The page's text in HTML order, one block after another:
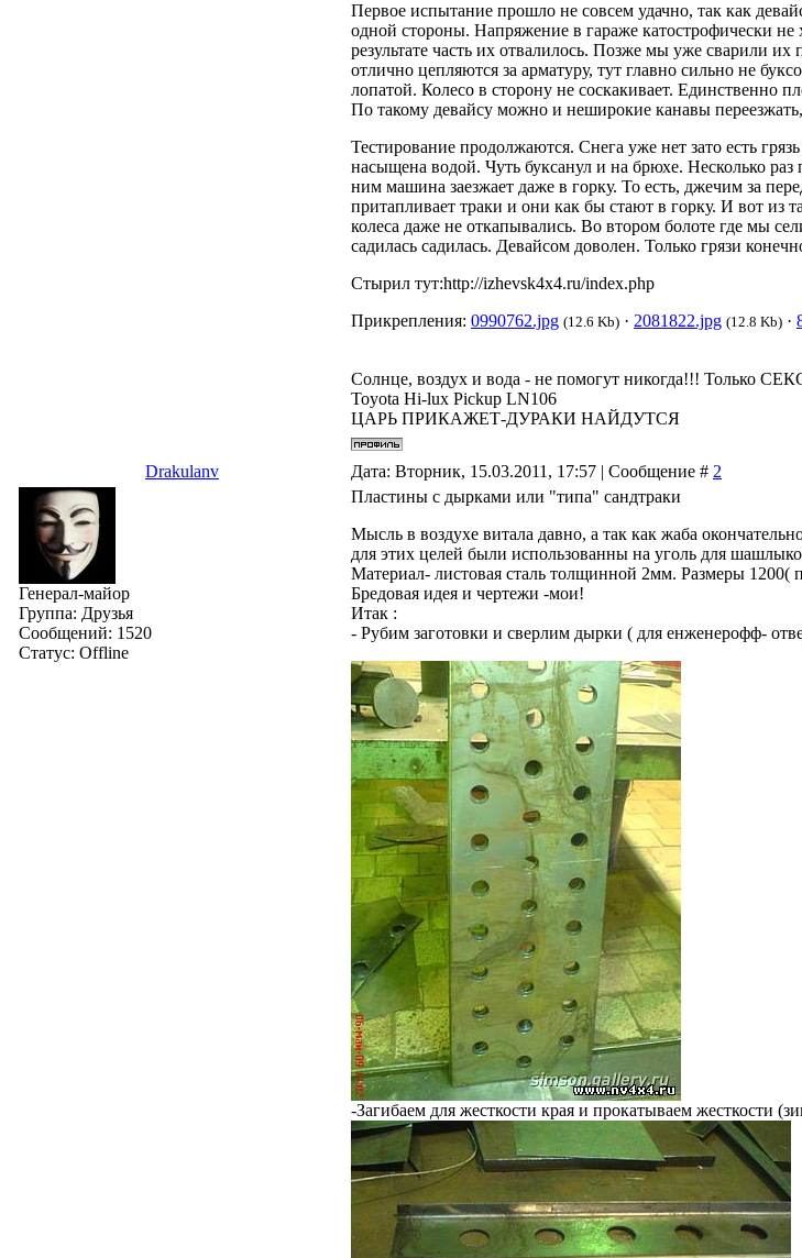
Первое испытание прошло не совсем удачно, так как
одной стороны. Напряжение в гараже катострофически не
результате часть их отвалилось. Позже мы уже сварили
отлично цепляются за арматуру, тут главно сильно не
лопатой. Колесо в сторону не соскакивает. Единственно
По такому девайсу можно и неширокие канавы
Тестирование продолжаются. Снега уже нет зато есть
насыщена водой. Чуть буксанул и на брюхе. Несколько раз
ним машина заезжает даже в горку. То есть, джечим за
притапливает траки и они как бы стают в горку. И вот из
колеса даже не откапывались. Во втором болоте где мы
садилась садилась. Девайсом доволен. Только грязи
Стырил тут:http://izhevsk4x4.ru/index.php
Прикрепления: 0990762.jpg (12.6 Kb) · 2081822.jpg (12.8 Kb) ·
Солнце, воздух и вода - не помогут никогда!!! Только
Toyota Hi-lux Pickup LN106
ЦАРЬ ПРИКАЖЕТ-ДУРАКИ НАЙДУТСЯ
Drakulanv Дата: Вторник, 15.03.2011, 17:57 | Сообщение # 2
Генерал-майор
Группа: Друзья
Сообщений: 1520
Статус: Offline
Пластины с дырками или "типа" сандтраки
Мысль в воздухе витала давно, а так как жаба
для этих целей были использованны на уголь для
Материал- листовая сталь толщинной 2мм. Размеры 1200(
Бредовая идея и чертежи -мои!
Итак :
- Рубим заготовки и сверлим дырки ( для енженерофф-
-Загибаем для жесткости края и прокатываем жесткости